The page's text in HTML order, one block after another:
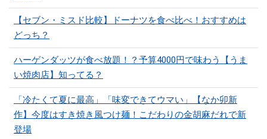
【セブン・ミスド比較】ドーナツを食べ比べ！おすすめは
どっち？
ハーゲンダッツが食べ放題！？予算4000円で味わう【うま
い焼肉店】知ってる？
「冷たくて夏に最高」「味変できてウマい」【なか卯新
作】今度はすき焼き風つけ麺！こだわりの金胡麻だれで新
登場